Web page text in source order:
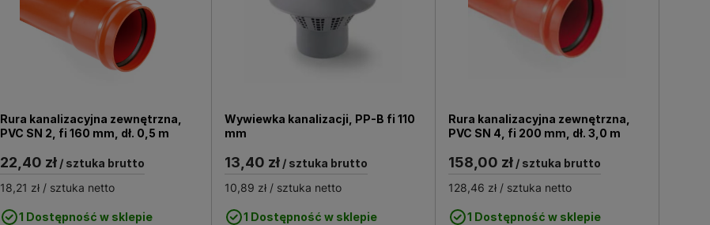
Rura kanalizacyjna zewnętrzna,
PVC SN 2, fi 160 mm, dł. 0,5 m
22,40 zł/ sztuka brutto
18,21 zł/ sztuka netto
1 Dostępność w sklepie
Wywiewka kanalizacji, PP-B fi 110
mm
13,40 zł/ sztuka brutto
10,89 zł/ sztuka netto
1 Dostępność w sklepie
Rura kanalizacyjna zewnętrzna,
PVC SN 4, fi 200 mm, dł. 3,0 m
158,00 zł / sztuka brutto
128,46 zł / sztuka netto
1 Dostępność w sklepie